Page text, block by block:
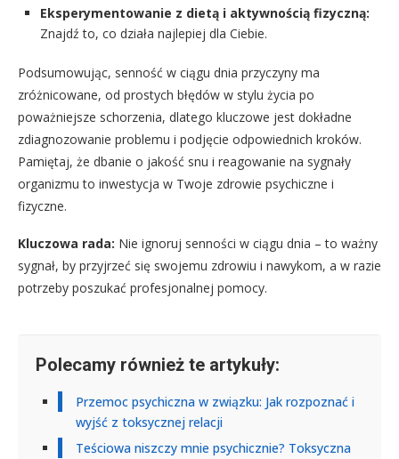
Eksperymentowanie z dietą i aktywnością fizyczną:
Znajdź to, co działa najlepiej dla Ciebie.
Podsumowując, senność w ciągu dnia przyczyny ma
zróżnicowane, od prostych błędów w stylu życia po
poważniejsze schorzenia, dlatego kluczowe jest dokładne
zdiagnozowanie problemu i podjęcie odpowiednich kroków.
Pamiętaj, że dbanie o jakość snu i reagowanie na sygnały
organizmu to inwestycja w Twoje zdrowie psychiczne i
fizyczne.
Kluczowa rada: Nie ignoruj senności w ciągu dnia – to ważny
sygnał, by przyjrzeć się swojemu zdrowiu i nawykom, a w razie
potrzeby poszukać profesjonalnej pomocy.
Polecamy również te artykuły:
Przemoc psychiczna w związku: Jak rozpoznać i
wyjść z toksycznej relacji
Teściowa niszczy mnie psychicznie? Toksyczna